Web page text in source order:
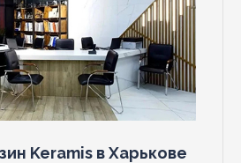
Keramis в Харькове